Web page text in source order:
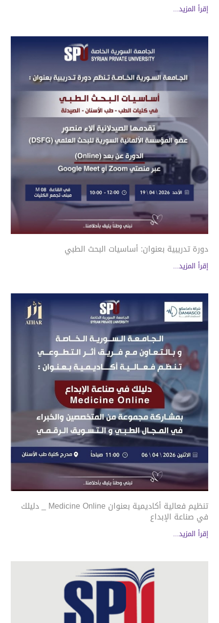
إقرأ المزيد...
دورة تدريبية بعنوان: أساسيات البحث الطبي
إقرأ المزيد...
تنظيم فعالية أكاديمية بعنوان Medicine Online _ دليلك
في صناعة الإبداع
إقرأ المزيد...